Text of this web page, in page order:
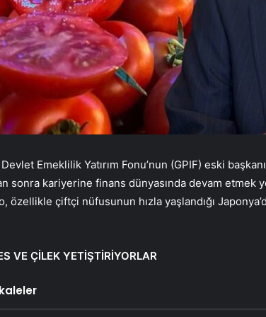
Emeklilik Yatırım Fonu’nun (GPIF) eski
sonra kariyerine finans dünyasında devam etmek
özellikle çiftçi nüfusunun hızla yaşlandığı
VE ÇİLEK YETİŞTİRİYORLAR